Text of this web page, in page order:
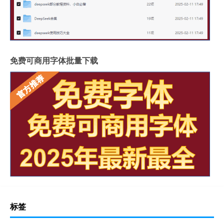
免费可商用字体批量下载
标签